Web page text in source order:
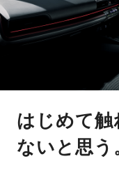
はじめて
ないと思う